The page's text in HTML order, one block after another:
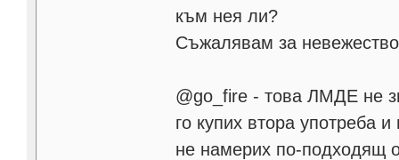
към нея ли?
Съжалявам за
@go_fire - това ЛМДЕ не
го купих втора употреба
не намерих по-подходящ